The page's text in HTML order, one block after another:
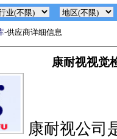
-供应商详细信息
康耐视视觉
康耐视公司